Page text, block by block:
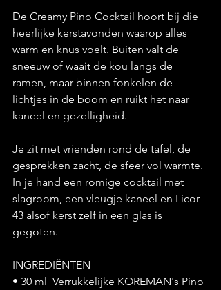
De Creamy Pino Cocktail hoort bij die
heerlijke kerstavonden waarop alles
warm en knus voelt. Buiten valt de
sneeuw of waait de kou langs de
ramen, maar binnen fonkelen de
lichtjes in de boom en ruikt het naar
kaneel en gezelligheid.
Je zit met vrienden rond de tafel, de
gesprekken zacht, de sfeer vol warmte.
In je hand een romige cocktail met
slagroom, een vleugje kaneel en Licor
43 alsof kerst zelf in een glas is
gegoten.
INGREDIËNTEN
• 30 ml  Verrukkelijke KOREMAN's Pino